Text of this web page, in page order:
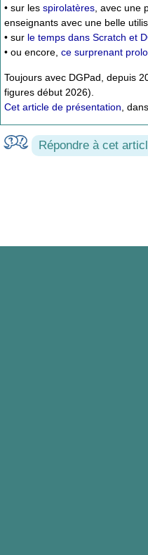
• sur les spirolatères , avec
enseignants avec une belle
• sur le temps dans Scratch et
• ou encore, ce surprenant
Toujours avec DGPad, depuis
figures début 2026).
Cet article de présentation ,
Répondre à cet